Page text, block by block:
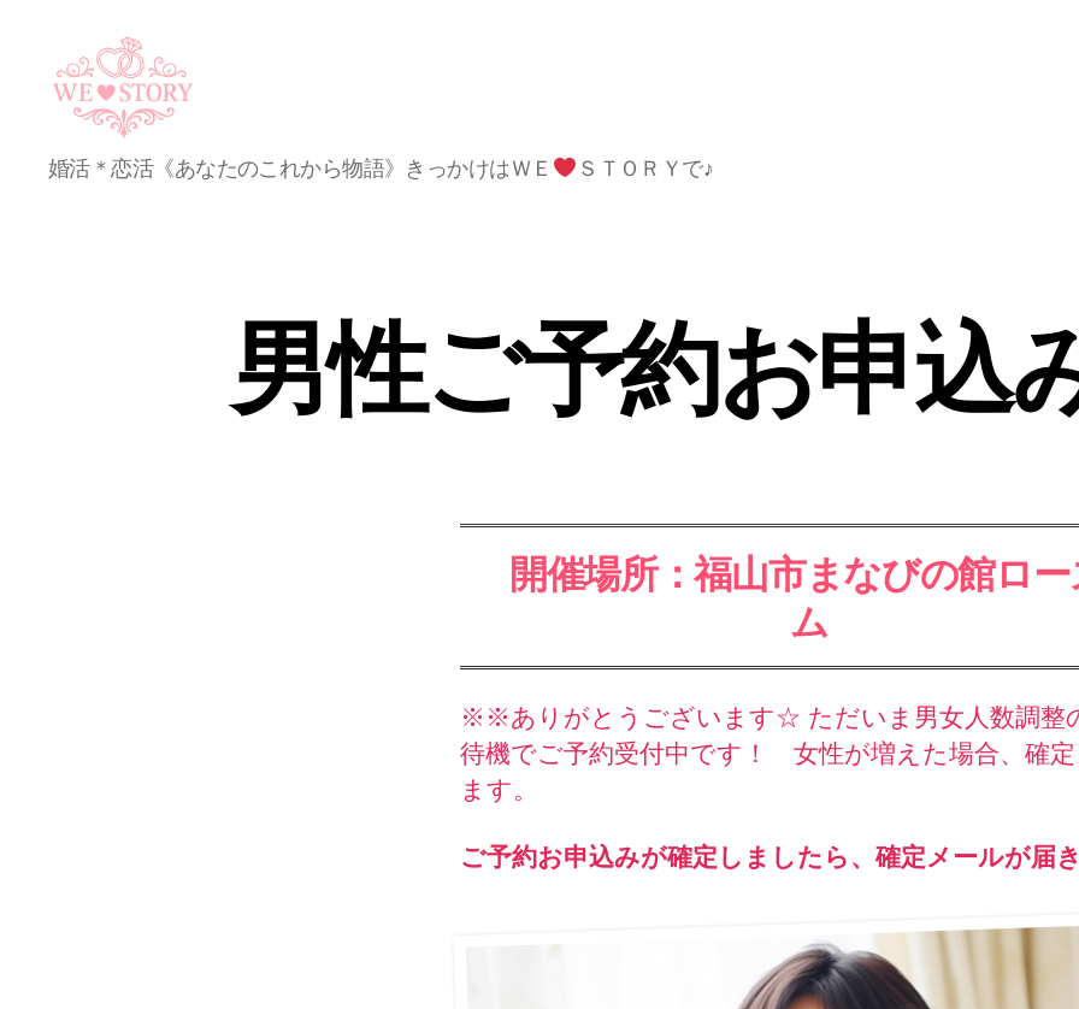
WE
婚活＊恋活《あなたのこれから物語》きっかけはＷＥ ＳＴＯＲＹで♪
男性ご予約お申込
開催場所：福山市まなびの館ロー
ム
※※ありがとうございます☆ ただいま男女人数調整
待機でご予約受付中です！ 女性が増えた場合、確定
ます。
ご予約お申込みが確定しましたら、確定メールが届